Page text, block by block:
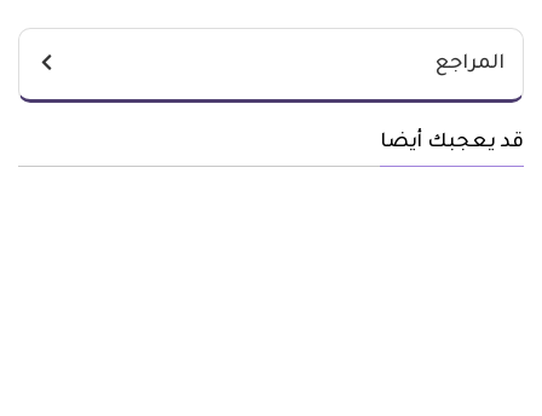
المراجع
قد يعجبك أيضا